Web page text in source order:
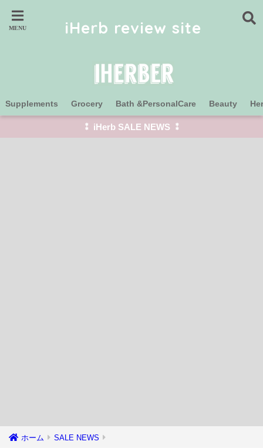
iHerb review site
Supplements Grocery Bath &PersonalCare Beauty
⁑ iHerb SALE NEWS ⁑
ホーム SALE NEWS